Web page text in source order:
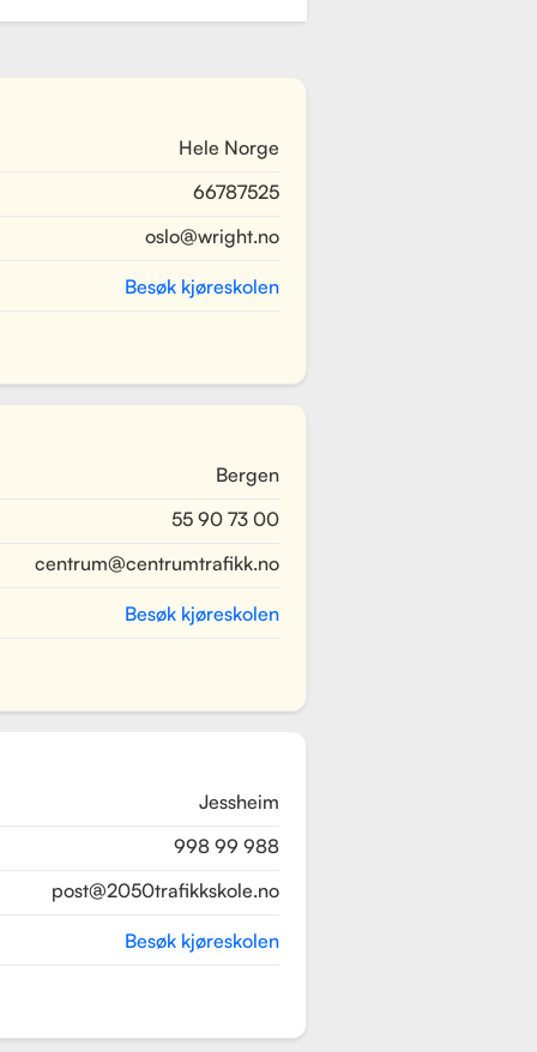
Hele Norge
66787525
oslo@wright.no
Besøk kjøreskolen
Bergen
55 90 73 00
centrum@centrumtrafikk.no
Besøk kjøreskolen
Jessheim
998 99 988
post@2050trafikkskole.no
Besøk kjøreskolen